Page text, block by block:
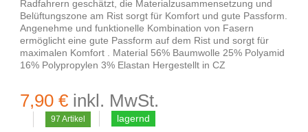
Radfahrern geschätzt, die Materialzusammensetzung und
Belüftungszone am Rist sorgt für Komfort und gute Passform.
Angenehme und funktionelle Kombination von Fasern
ermöglicht eine gute Passform auf dem Rist und sorgt für
maximalen Komfort . Material 56% Baumwolle 25% Polyamid
16% Polypropylen 3% Elastan Hergestellt in CZ
7,90 € inkl. MwSt.
97 Artikel lagernd